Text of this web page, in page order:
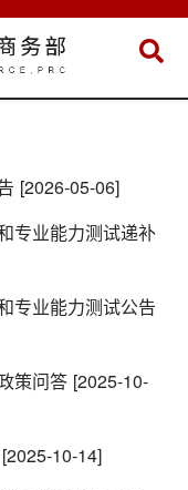
[2026-05-06]
专业能力测试递补
专业能力测试公告
策问答 [2025-10-
[2025-10-14]